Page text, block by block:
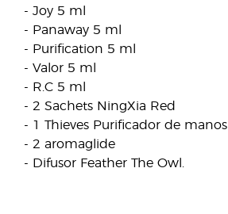
- Joy 5 ml
- Panaway 5 ml
- Purification 5 ml
- Valor 5 ml
- R.C 5 ml
- 2 Sachets NingXia Red
- 1 Thieves Purificador de manos
- 2 aromaglide
- Difusor Feather The Owl.